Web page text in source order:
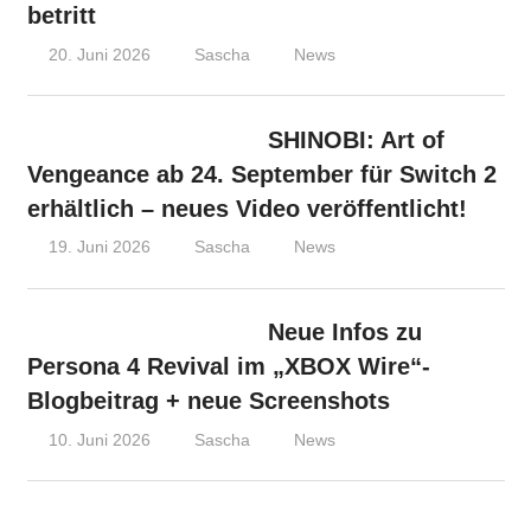
betritt
20. Juni 2026 Sascha News
SHINOBI: Art of
Vengeance ab 24. September für Switch 2
erhältlich – neues Video veröffentlicht!
19. Juni 2026 Sascha News
Neue Infos zu
Persona 4 Revival im „XBOX Wire“-
Blogbeitrag + neue Screenshots
10. Juni 2026 Sascha News